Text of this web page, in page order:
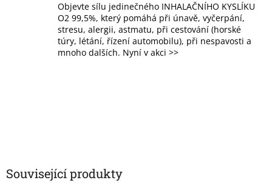
Objevte sílu jedinečného INHALAČNÍHO KYSLÍKU
O2 99,5%, který pomáhá při únavě, vyčerpání,
stresu, alergii, astmatu, při cestování (horské
túry, létání, řízení automobilu), při nespavosti a
mnoho dalších. Nyní v akci >>
Související produkty